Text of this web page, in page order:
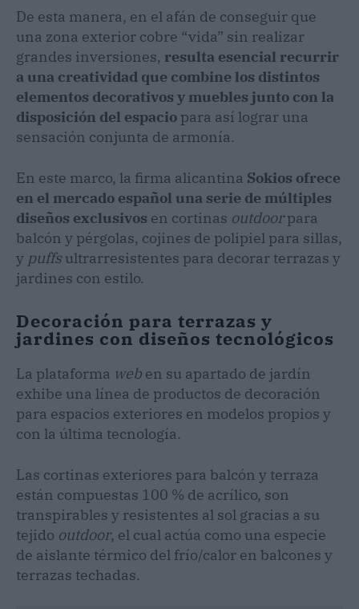
De esta manera, en el afán de conseguir que
una zona exterior cobre “vida” sin realizar
grandes inversiones, resulta esencial recurrir
a una creatividad que combine los distintos
elementos decorativos y muebles junto con la
disposición del espacio para así lograr una
sensación conjunta de armonía.
En este marco, la firma alicantina Sokios ofrece
en el mercado español una serie de múltiples
diseños exclusivos en cortinas outdoorpara
balcón y pérgolas, cojines de polipiel para sillas,
y puffsultrarresistentes para decorar terrazas y
jardines con estilo.
Decoración para terrazas y
jardines con diseños tecnológicos
La plataforma web en su apartado de jardín
exhibe una línea de productos de decoración
para espacios exteriores en modelos propios y
con la última tecnología.
Las cortinas exteriores para balcón y terraza
están compuestas 100 % de acrílico, son
transpirables y resistentes al sol gracias a su
tejido outdoor, el cual actúa como una especie
de aislante térmico del frío/calor en balcones y
terrazas techadas.